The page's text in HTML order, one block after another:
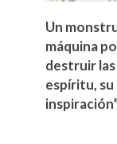
Un
máquina
destruir las
espíritu, su